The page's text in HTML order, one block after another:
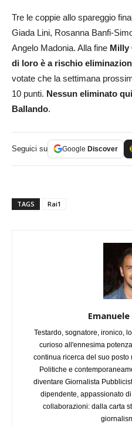
Tre le coppie allo spareggio
Giada Lini, Rosanna Banfi-
Angelo Madonia. Alla fine Milly
di loro è a rischio
votate che la settimana
10 punti. Nessun eliminato
Ballando.
Seguici su Google Discover
TAGS Rai1
Testardo, sognatore, ironico,
curioso all'ennesima
continua ricerca del suo
Politiche e
diventare Giornalista
dipendente, appassionato
collaborazioni: dalla carta